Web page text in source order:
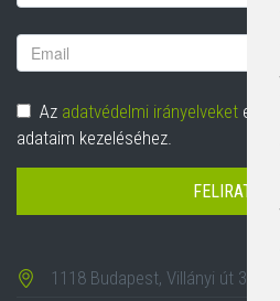
Email
cím
Adatvédelem
Az adatvédelmi irányelveket
adataim kezeléséhez.
1118 Budapest, Villányi út 35-